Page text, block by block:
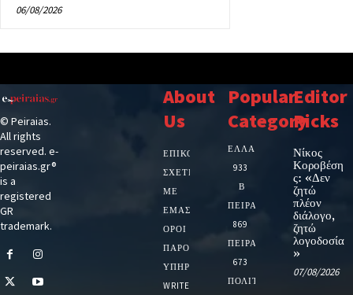
06/08/2026
© Peiraias.
All rights
reserved. e-
peiraias.gr®
is a
registered
GR
trademark.
About
Us
ΕΠΙΚΟΙΝΩΝΙΑ
ΣΧΕΤΙΚΆ
ΜΕ
ΕΜΆΣ
ΌΡΟΙ
ΠΑΡΟΧΉΣ
ΥΠΗΡΕΣΙΏΝ
WRITE
Popular
Category
ΕΛΛΑΔΑ
933
Β
ΠΕΙΡΑΙΑ
869
ΠΕΙΡΑΙΑΣ
673
ΠΟΛΙΤΙΚΗ
Editor
Picks
Νίκος
Κοροβέση
ς: «Δεν
ζητώ
πλέον
διάλογο,
ζητώ
λογοδοσία
»
07/08/2026